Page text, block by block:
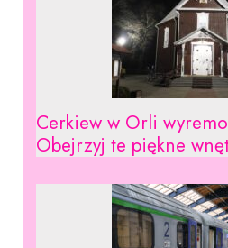
Cerkiew w Orli
Obejrzyj te piękne